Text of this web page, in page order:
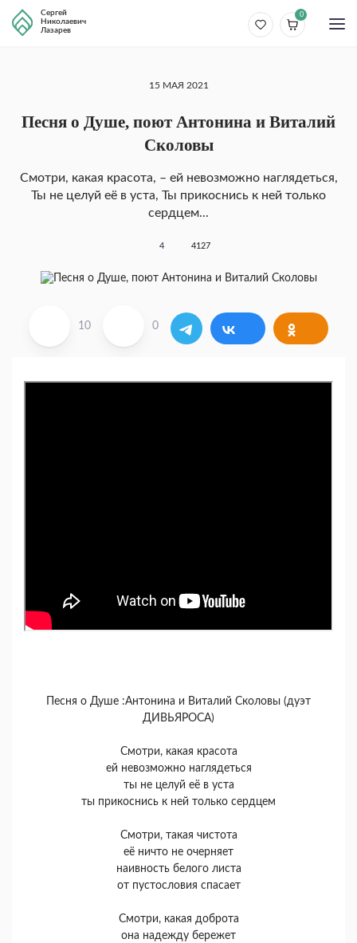
Сергей
Николаевич
Лазарев
0
15 МАЯ 2021
Песня о Душе, поют Антонина и Виталий
Сколовы
Смотри, какая красота, – ей невозможно наглядеться,
Ты не целуй её в уста, Ты прикоснись к ней только
сердцем...
4 4127
10 0
Песня о Душе :Антонина и Виталий Сколовы (дуэт
ДИВЬЯРОСА)
Смотри, какая красота
ей невозможно наглядеться
ты не целуй её в уста
ты прикоснись к ней только сердцем
Смотри, такая чистота
её ничто не очерняет
наивность белого листа
от пустословия спасает
Смотри, какая доброта
она надежду бережет